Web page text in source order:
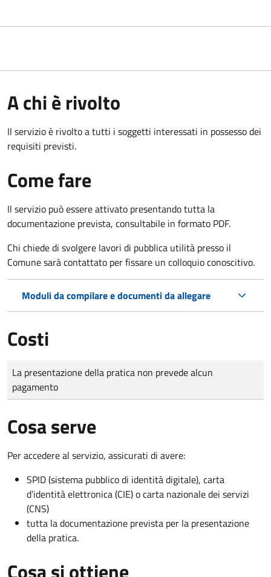
A chi è rivolto
Il servizio è rivolto a tutti i soggetti interessati in possesso dei
requisiti previsti.
Come fare
Il servizio può essere attivato presentando tutta la
documentazione prevista, consultabile in formato PDF.
Chi chiede di svolgere lavori di pubblica utilità presso il
Comune sarà contattato per fissare un colloquio conoscitivo.
Moduli da compilare e documenti da allegare
Costi
Tipo di pagamento
Importo
La presentazione della pratica non prevede alcun
pagamento
Cosa serve
Per accedere al servizio, assicurati di avere:
SPID (sistema pubblico di identità digitale), carta
d’identità elettronica (CIE) o carta nazionale dei servizi
(CNS)
tutta la documentazione prevista per la presentazione
della pratica.